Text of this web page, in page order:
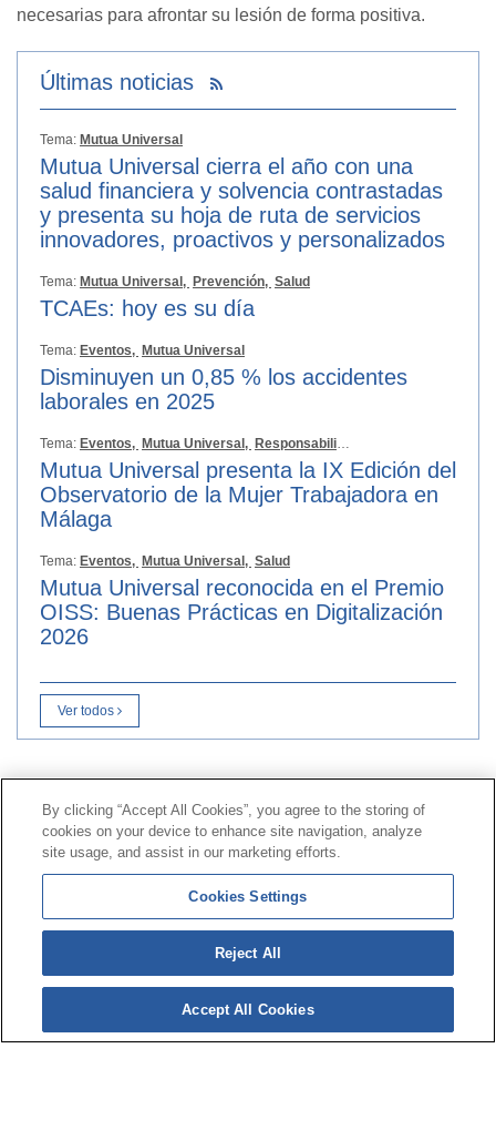
necesarias para afrontar su lesión de forma positiva.
Últimas noticias
Tema: Mutua Universal
Mutua Universal cierra el año con una
salud financiera y solvencia contrastadas
y presenta su hoja de ruta de servicios
innovadores, proactivos y personalizados
Tema: Mutua Universal, Prevención, Salud
TCAEs: hoy es su día
Tema: Eventos, Mutua Universal
Disminuyen un 0,85 % los accidentes
laborales en 2025
Tema: Eventos, Mutua Universal, Responsabilidad Social
Mutua Universal presenta la IX Edición del
Observatorio de la Mujer Trabajadora en
Málaga
Tema: Eventos, Mutua Universal, Salud
Mutua Universal reconocida en el Premio
OISS: Buenas Prácticas en Digitalización
2026
Ver todos
Línea Universal 900 203 203|Zona Privada Comisión de
Prestaciones Especiales|Zona Privada Proveedor
Sanitario
© Mutua Universal 2026 | Mapa del sitio | Aviso legal
Política de Protección de Datos
cookies
Síguenos en:
By clicking “Accept All Cookies”, you agree to the storing of
cookies on your device to enhance site navigation, analyze
site usage, and assist in our marketing efforts.
Cookies Settings
Reject All
Accept All Cookies